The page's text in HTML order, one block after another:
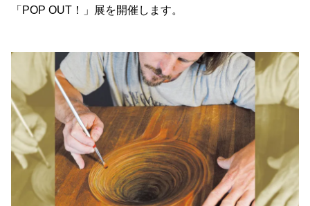
「POP OUT！」展を開催します。